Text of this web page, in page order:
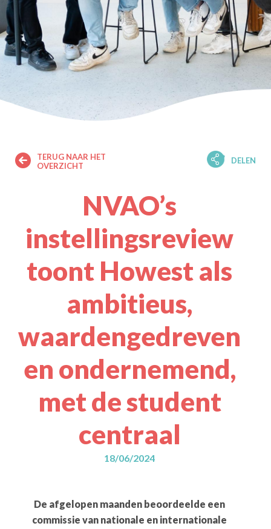
TERUG NAAR HET
OVERZICHT
DELEN
NVAO’s
instellingsreview
toont Howest als
ambitieus,
waardengedreven
en ondernemend,
met de student
centraal
18/06/2024
De afgelopen maanden beoordeelde een
commissie van nationale en internationale